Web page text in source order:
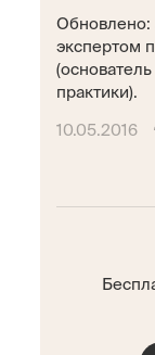
Обновлено:
экспертом
практики).
10.05.2016